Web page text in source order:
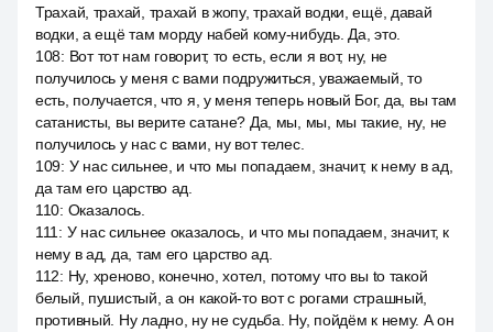
Трахай, трахай, трахай в жопу, трахай водки, ещё, давай
водки, а ещё там морду набей кому-нибудь. Да, это.
108: Вот тот нам говорит, то есть, если я вот, ну, не
получилось у меня с вами подружиться, уважаемый, то
есть, получается, что я, у меня теперь новый Бог, да, вы там
сатанисты, вы верите сатане? Да, мы, мы, мы такие, ну, не
получилось у нас с вами, ну вот телес.
109: У нас сильнее, и что мы попадаем, значит, к нему в ад,
да там его царство ад.
110: Оказалось.
111 : У нас сильнее оказалось, и что мы попадаем, значит, к
нему в ад, да, там его царство ад.
112: Ну, хреново, конечно, хотел, потому что вы to такой
белый, пушистый, а он какой-то вот с рогами страшный,
противный. Ну ладно, ну не судьба. Ну, пойдём к нему. А он